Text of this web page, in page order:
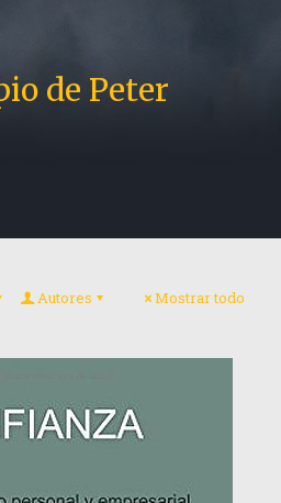
de Peter
Autores Mostrar todo